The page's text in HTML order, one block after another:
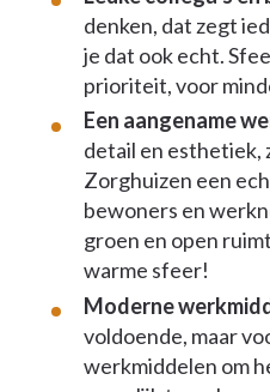
denken, dat zegt
je dat ook echt.
prioriteit, voor
Een aangename
detail en esthetiek,
Zorghuizen een
bewoners en
groen en open
warme sfeer!
Moderne
voldoende, maar
werkmiddelen om